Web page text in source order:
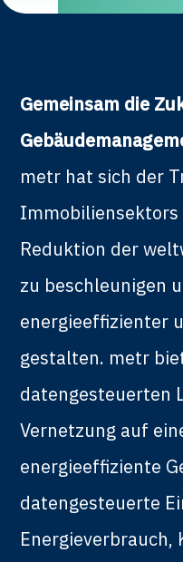
Gemeinsam die
metr hat sich der
Immobiliensektors
Reduktion der
zu beschleunigen
energieeffizienter
gestalten. metr
datengesteuerten
Vernetzung auf
energieeffiziente
datengesteuerte
Energieverbrauch,